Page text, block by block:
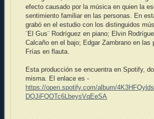
efecto causado por la música en quien la
sentimiento familiar en las personas. En
grabó en el estudio con los distinguidos
¨El Gus¨ Rodríguez en piano; Elvin
Calcaño en el bajo; Edgar Zambrano en las
Frías en flauta.
Esta producción se encuentra en Spotify,
misma. El enlace es -
https://open.spotify.com/album/
DQJiFQOTc6LbeysVqEeSA